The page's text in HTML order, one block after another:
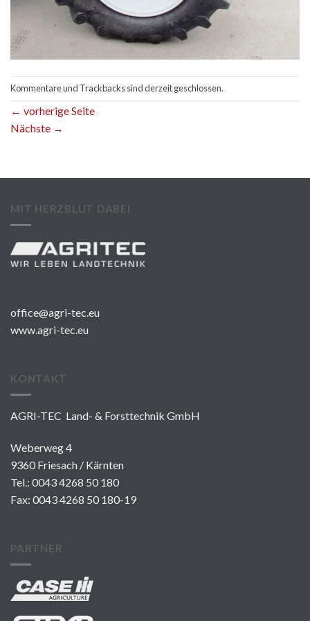
Kommentare und Trackbacks sind derzeit geschlossen.
← vorherige Seite
Nächste →
MIT HERZBLUT DABEI
office@agri-tec.eu
www.agri-tec.eu
KONTAKT
AGRI-TEC Land- & Forsttechnik GmbH
Weberweg 4
9360 Friesach / Kärnten
Tel.: 0043 4268 50 180
Fax: 0043 4268 50 180-19
PARTNER